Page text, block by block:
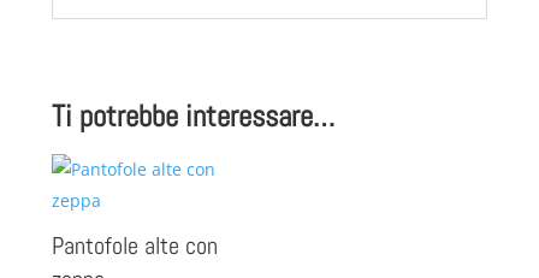
Ti potrebbe interessare…
Pantofole alte con